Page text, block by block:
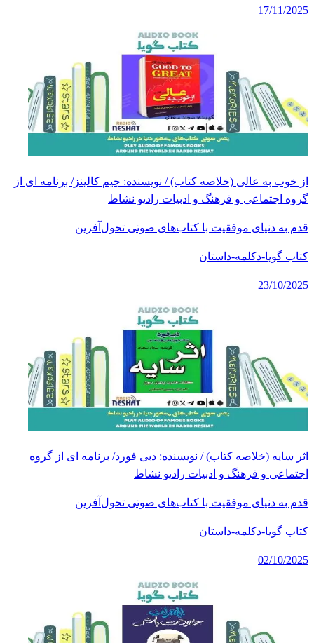
17/11/2025
از خوب به عالی (خلاصه کتاب) / نویسنده: جیم کالینز/ برنامه ای از
گروه اجتماعی و فرهنگ و ادبیات رادیو نشاط
قدم به دنیای موفقیت با کتاب‌های صوتی تحول‌آفرین
کتاب گویا-دکلمه-داستان
23/10/2025
اثر سایه (خلاصه کتاب) / نویسنده: دبی فورد/ برنامه ای از گروه
اجتماعی و فرهنگ و ادبیات رادیو نشاط
قدم به دنیای موفقیت با کتاب‌های صوتی تحول‌آفرین
کتاب گویا-دکلمه-داستان
02/10/2025